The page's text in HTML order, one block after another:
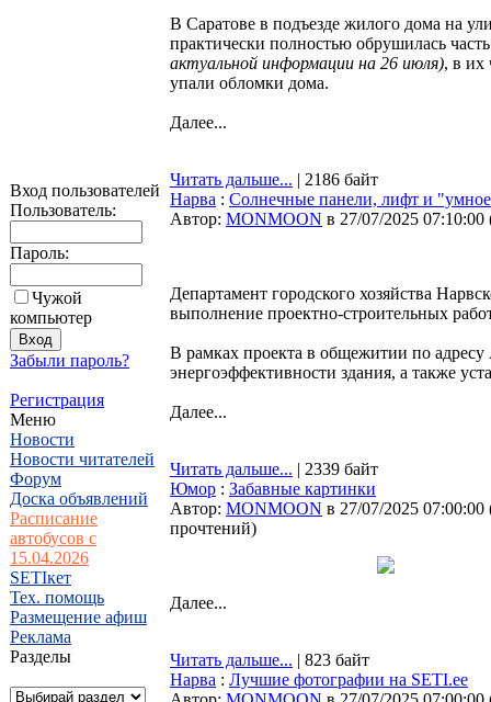
Вход пользователей
Пользователь:
Пароль:
Чужой
компьютер
Забыли пароль?
Регистрация
Меню
Новости
Новости читателей
Форум
Доска объявлений
Расписание
автобусов с
15.04.2026
SETIкет
Тех. помощь
Размещение афиш
Реклама
Разделы
В Саратове в подъезде жилого дома на
практически полностью обрушилась
актуальной информации на 26 июля), в их
упали обломки дома.
Далее...
Читать дальше... | 2186 байт
Нарва : Солнечные панели, лифт и
Автор: MONMOON в 27/07/2025 07:10:00
Департамент городского хозяйства
выполнение проектно-строительных
В рамках проекта в общежитии по
энергоэффективности здания, а также
Далее...
Читать дальше... | 2339 байт
Юмор : Забавные картинки
Автор: MONMOON в 27/07/2025 07:00:00
прочтений)
Далее...
Читать дальше... | 823 байт
Нарва : Лучшие фотографии на SETI.ee